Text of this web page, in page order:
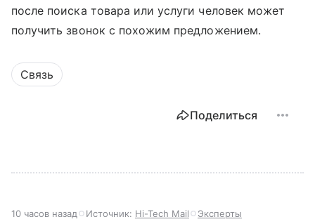
после поиска товара или услуги человек может
получить звонок с похожим предложением.
Связь
Поделиться
10 часов назад Источник: Hi-Tech Mail Эксперты